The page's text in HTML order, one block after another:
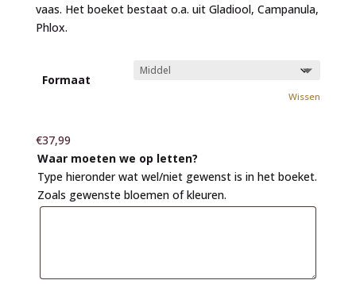
vaas. Het boeket bestaat o.a. uit Gladiool, Campanula,
Phlox.
Formaat
Wissen
€37,99
Waar moeten we op letten?
Type hieronder wat wel/niet gewenst is in het boeket.
Zoals gewenste bloemen of kleuren.